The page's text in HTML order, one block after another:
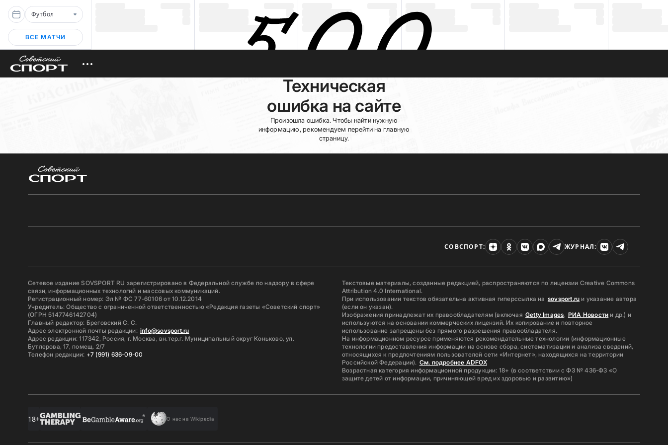
Футбол
ВСЕ МАТЧИ
Техническая
ошибка на сайте
Произошла ошибка. Чтобы найти нужную
информацию, рекомендуем перейти на главную
страницу.
СОВСПОРТ: ЖУРНАЛ:
Сетевое издание SOVSPORT RU зарегистрировано в Федеральной службе по надзору в сфере
связи, информационных технологий и массовых коммуникаций.
Регистрационный номер: Эл № ФС 77-60106 от 10.12.2014
Учредитель: Общество с ограниченной ответственностью «Редакция газеты «Советский спорт»
(ОГРН 5147746142704)
Главный редактор: Бреговский С. С.
Адрес электронной почты редакции: info@sovsport.ru
Адрес редакции: 117342, Россия, г. Москва, вн.тер.г. Муниципальный округ Коньково, ул.
Бутлерова, 17, помещ. 2/7
Телефон редакции: +7 (991) 636-09-00
Текстовые материалы, созданные редакцией, распространяются по лицензии Creative Commons
Attribution 4.0 International.
При использовании текстов обязательна активная гиперссылка на sovsport.ru и указание автора
(если он указан).
Изображения принадлежат их правообладателям (включая Getty Images, РИА Новости и др.) и
используются на основании коммерческих лицензий. Их копирование и повторное
использование запрещены без прямого разрешения правообладателя.
На информационном ресурсе применяются рекомендательные технологии (информационные
технологии предоставления информации на основе сбора, систематизации и анализа сведений,
относящихся к предпочтениям пользователей сети «Интернет», находящихся на территории
Российской Федерации). См. подробнее ADFOX
Возрастная категория информационной продукции: 18+ (в соответствии с ФЗ № 436-ФЗ «О
защите детей от информации, причиняющей вред их здоровью и развитию»)
18+ О нас на Wikipedia